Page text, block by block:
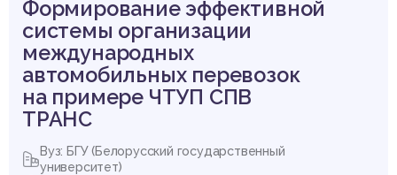
Формирование эффективной
системы организации
международных
автомобильных перевозок
на примере ЧТУП СПВ
ТРАНС
Вуз: БГУ (Белорусский государственный
университет)